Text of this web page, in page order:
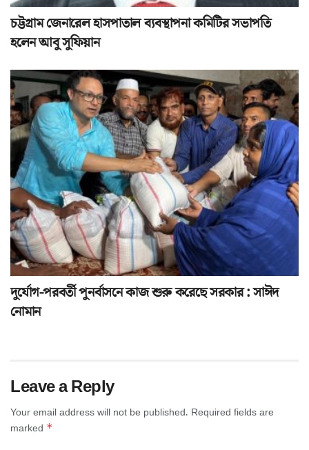
চট্টগ্রাম জেনারেল হাসপাতাল ব্যবস্থাপনা কমিটির সভাপতি
হলেন আবু সুফিয়ান
দুর্যোগ-পরবর্তী পুনর্বাসনে কাজ শুরু করেছে সরকার : সাঈদ
নোমান
Leave a Reply
Your email address will not be published. Required fields are
marked *